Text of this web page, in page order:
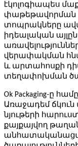
էկոլոգիապես
փաթեթավորման
տոպրակները
իդեալական
վերափակման
և արտահոսքի
տեղափոխման
Ok Packaging-ը
Առաջադեմ
նյութերի
քայքայվող